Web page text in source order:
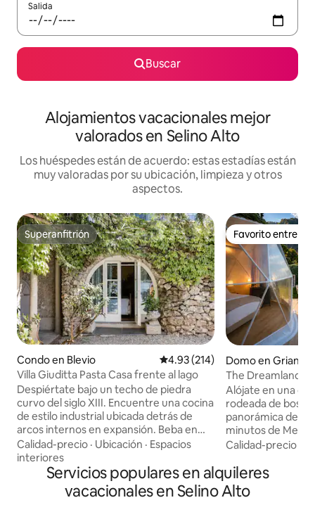
Salida
Buscar
Alojamientos vacacionales mejor
valorados en Selino Alto
Los huéspedes están de acuerdo: estas estadías están
muy valoradas por su ubicación, limpieza y otros
aspectos.
Superanfitrión
Superanfitrión
Condo en Blevio Calificación promedio: 4.93 de
4.93 (214)
Villa Giuditta Pasta Casa frente al lago
Despiértate bajo un techo de piedra
curvo del siglo XIII. Encuentre una cocina
de estilo industrial ubicada detrás de
arcos internos en expansión. Beba en
magníficas vistas al lago y a la montaña
desde una hamaca sombreada. Diríjase
directamente al lago de Como desde las
soleadas terrazas del jardín. CIR: 013026-
CNI-00010 La casa de planta baja forma
Calidad-precio · Ubicación · Espacios
interiores
Favorito entre
Favorito entre
Domo en Griante
The Dreamland
Lago de Como
Alójate en una
rodeada de
panorámica de
minutos de
Dreamland
verdaderamente
naturaleza.
todo lo que
Calidad-precio
Servicios populares en alquileres
vacacionales en Selino Alto